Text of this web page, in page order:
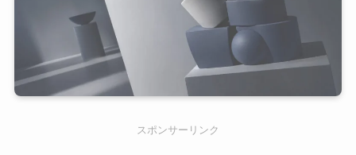
スポンサーリンク